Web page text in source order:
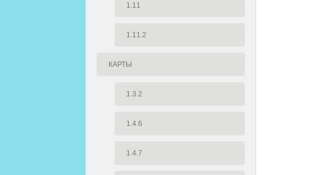
1.11
1.11.2
КАРТЫ
1.3.2
1.4.6
1.4.7